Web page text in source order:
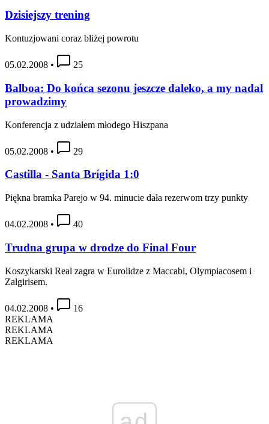
Dzisiejszy trening
Kontuzjowani coraz bliżej powrotu
05.02.2008 • 25
Balboa: Do końca sezonu jeszcze daleko, a my nadal
prowadzimy
Konferencja z udziałem młodego Hiszpana
05.02.2008 • 29
Castilla - Santa Brígida 1:0
Piękna bramka Parejo w 94. minucie dała rezerwom trzy punkty
04.02.2008 • 40
Trudna grupa w drodze do Final Four
Koszykarski Real zagra w Eurolidze z Maccabi, Olympiacosem i
Zalgirisem.
04.02.2008 •
16
REKLAMA
REKLAMA
REKLAMA